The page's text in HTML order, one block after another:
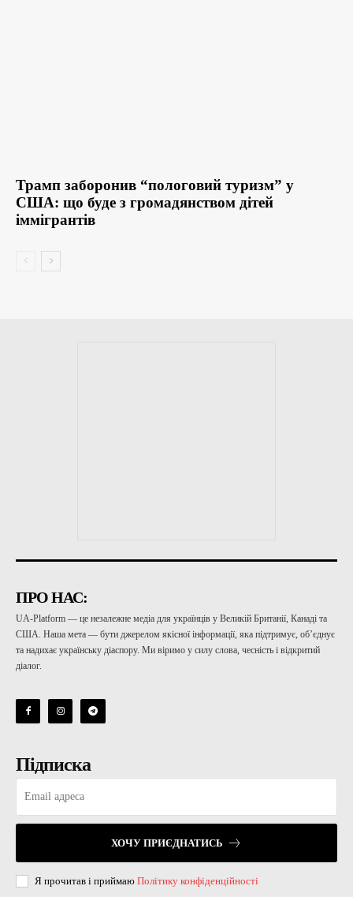
Трамп заборонив “пологовий туризм” у
США: що буде з громадянством дітей
іммігрантів
ПРО НАС:
UA-Platform — це незалежне медіа для українців у Великій Британії, Канаді та
США. Наша мета — бути джерелом якісної інформації, яка підтримує, об’єднує
та надихає українську діаспору. Ми віримо у силу слова, чесність і відкритий
діалог.
Підписка
ХОЧУ ПРИЄДНАТИСЬ
Я прочитав і приймаю Політику конфіденційності